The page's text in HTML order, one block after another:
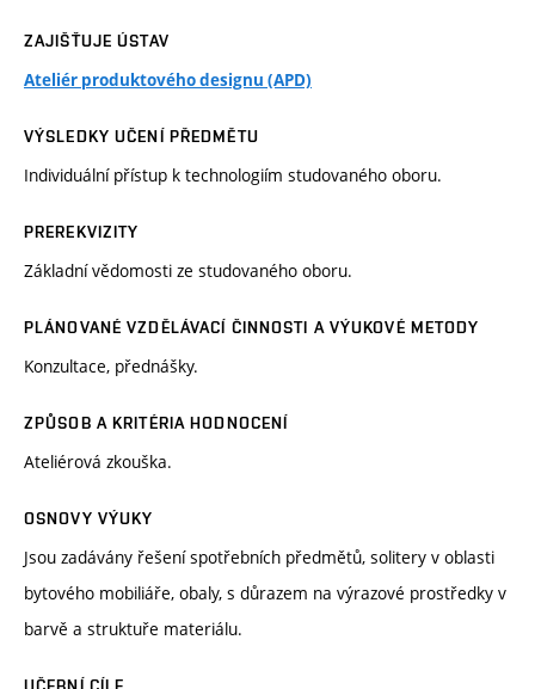
ZAJIŠŤUJE ÚSTAV
Ateliér produktového designu (APD)
VÝSLEDKY UČENÍ PŘEDMĚTU
Individuální přístup k technologiím studovaného oboru.
PREREKVIZITY
Základní vědomosti ze studovaného oboru.
PLÁNOVANÉ VZDĚLÁVACÍ ČINNOSTI A VÝUKOVÉ METODY
Konzultace, přednášky.
ZPŮSOB A KRITÉRIA HODNOCENÍ
Ateliérová zkouška.
OSNOVY VÝUKY
Jsou zadávány řešení spotřebních předmětů, solitery v oblasti
bytového mobiliáře, obaly, s důrazem na výrazové prostředky v
barvě a struktuře materiálu.